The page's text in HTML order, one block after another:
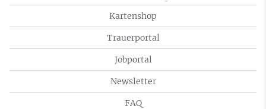
Kartenshop
Trauerportal
Jobportal
Newsletter
FAQ